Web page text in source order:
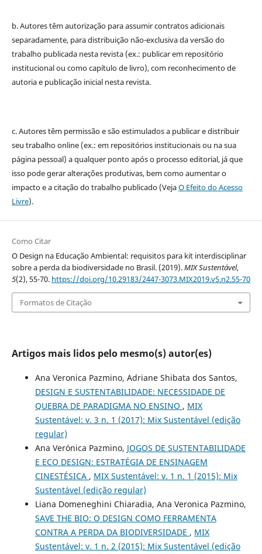
b. Autores têm autorização para assumir contratos adicionais
separadamente, para distribuição não-exclusiva da versão do
trabalho publicada nesta revista (ex.: publicar em repositório
institucional ou como capítulo de livro), com reconhecimento de
autoria e publicação inicial nesta revista.
c. Autores têm permissão e são estimulados a publicar e distribuir
seu trabalho online (ex.: em repositórios institucionais ou na sua
página pessoal) a qualquer ponto após o processo editorial, já que
isso pode gerar alterações produtivas, bem como aumentar o
impacto e a citação do trabalho publicado (VejaO Efeito do Acesso
Livre).
Como Citar
O Design na Educação Ambiental: requisitos para kit interdisciplinar
sobre a perda da biodiversidade no Brasil. (2019).MIX Sustentável,
5(2), 55-70. https://doi.org/10.29183/2447-3073.MIX2019.v5.n2.55-70
Formatos de Citação
Artigos mais lidos pelo mesmo(s) autor(es)
Ana Veronica Pazmino, Adriane Shibata dos Santos,
DESIGN E SUSTENTABILIDADE: NECESSIDADE DE
QUEBRA DE PARADIGMA NO ENSINO , MIX
Sustentável: v. 3 n. 1 (2017): Mix Sustentável (edição
regular)
Ana Verónica Pazmino, JOGOS DE SUSTENTABILIDADE
E ECO DESIGN: ESTRATÉGIA DE ENSINAGEM
CINESTÉSICA , MIX Sustentável: v. 1 n. 1 (2015): Mix
Sustentável (edição regular)
Liana Domeneghini Chiaradia, Ana Veronica Pazmino,
SAVE THE BIO: O DESIGN COMO FERRAMENTA
CONTRA A PERDA DA BIODIVERSIDADE , MIX
Sustentável: v. 1 n. 2 (2015): Mix Sustentável (edição